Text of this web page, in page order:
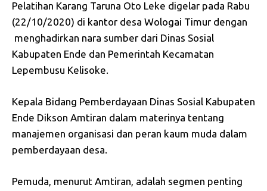
Pelatihan Karang Taruna Oto Leke digelar pada Rabu
(22/10/2020) di kantor desa Wologai Timur dengan
menghadirkan nara sumber dari Dinas Sosial
Kabupaten Ende dan Pemerintah Kecamatan
Lepembusu Kelisoke.
Kepala Bidang Pemberdayaan Dinas Sosial Kabupaten
Ende Dikson Amtiran dalam materinya tentang
manajemen organisasi dan peran kaum muda dalam
pemberdayaan desa.
Pemuda, menurut Amtiran, adalah segmen penting